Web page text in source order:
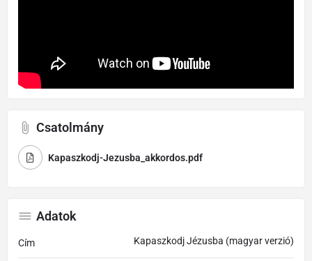
Csatolmány
Kapaszkodj-Jezusba_akkordos.pdf
Adatok
Cím Kapaszkodj Jézusba (magyar verzió)